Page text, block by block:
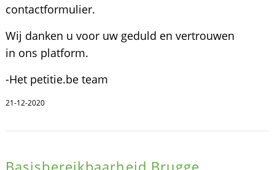
contactformulier.
Wij danken u voor uw geduld en vertrouwen
in ons platform.
-Het petitie.be team
21-12-2020
Basisbereikbaarheid Brugge